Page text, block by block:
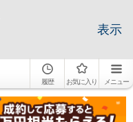
表示
履歴 お気に入り メニュー